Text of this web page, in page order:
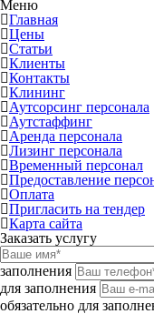
Меню
Главная
Цены
Статьи
Клиенты
Контакты
Клининг
Аутсорсинг персонала
Аутстаффинг
Аренда персонала
Лизинг персонала
Временный персонал
Предоставление
Оплата
Пригласить на тендер
Карта сайта
Заказать услугу
заполнения
для заполнения
обязательно для